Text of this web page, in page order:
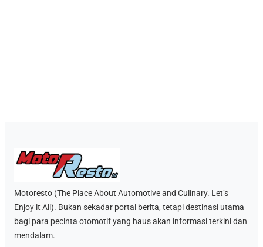
Motoresto (The Place About Automotive and Culinary. Let’s
Enjoy it All). Bukan sekadar portal berita, tetapi destinasi utama
bagi para pecinta otomotif yang haus akan informasi terkini dan
mendalam.